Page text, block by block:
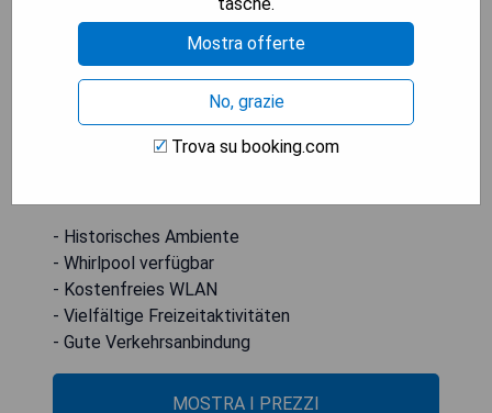
kostenloses WLAN. Gäste können Aktivitäten wie
Radfahren, Angeln und Wandern in der Umgebung
von Hannibal genießen. Geführte Touren zu Fuß
und Kneipentouren werden in der Nähe angeboten.
Der nächstgelegene Flughafen ist der Quincy
Regional Airport, 44 km vom Main Street Bed &
- Historisches Ambiente
- Whirlpool verfügbar
- Kostenfreies WLAN
- Vielfältige Freizeitaktivitäten
- Gute Verkehrsanbindung
MOSTRA I PREZZI
Mostra offerte
No, grazie
Trova su booking.com